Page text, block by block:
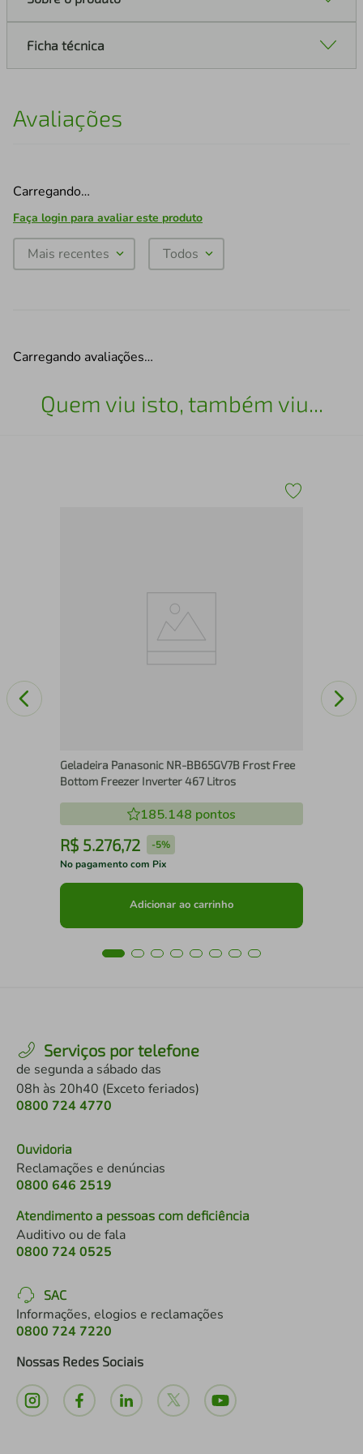
Ficha técnica
Avaliações
Carregando…
Faça login para avaliar este produto
Mais recentes Todos
Carregando avaliações…
Quem viu isto, também viu...
Geladeira Panasonic NR-BB65GV7B Frost Free
Bottom Freezer Inverter 467 Litros
185.148 pontos
R$ 5.276,72 -5%
No pagamento com Pix
Adicionar ao carrinho
Serviços por telefone
de segunda a sábado das
08h às 20h40 (Exceto feriados)
0800 724 4770
Ouvidoria
Reclamações e denúncias
0800 646 2519
Atendimento a pessoas com deficiência
Auditivo ou de fala
0800 724 0525
SAC
Informações, elogios e reclamações
0800 724 7220
Nossas Redes Sociais